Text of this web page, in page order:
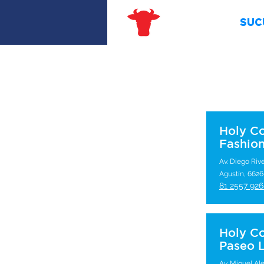
Holy
Av. Diego
Agustín,
81 2557
Holy
Paseo